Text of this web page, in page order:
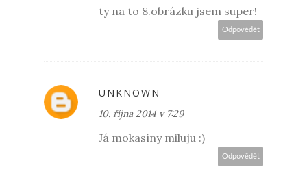
ty na to 8.obrázku jsem super!
Odpovědět
UNKNOWN
10. října 2014 v 7:29
Já mokasíny miluju :)
Odpovědět